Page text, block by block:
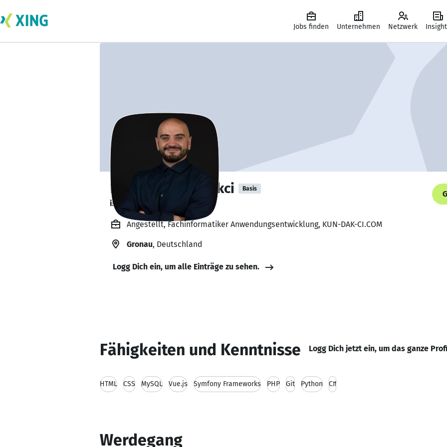
Jobs finden Unternehmen Netzwerk
Esaleddin Kundakci Basis
ist offen für Projekte. 🔎
Angestellt, Fachinformatiker Anwendungsentwicklung, KUN-DAK-CI.COM
Gronau, Deutschland
Logg Dich ein, um alle Einträge zu sehen.
Fähigkeiten und Kenntnisse Logg Dich jetzt ein, um das ganze
HTML CSS MySQL Vue.js Symfony Frameworks PHP Git Python C#
Werdegang